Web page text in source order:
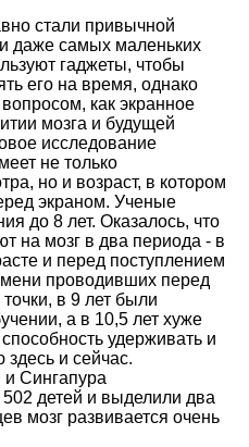
стали привычной
даже самых маленьких
гаджеты, чтобы
его на время, однако
как экранное
мозга и будущей
исследование
не только
но и возраст, в котором
экраном. Ученые
до 8 лет. Оказалось, что
на мозг в два периода - в
и перед поступлением
проводивших перед
в 9 лет были
а в 10,5 лет хуже
удерживать и
и сейчас.
Сингапура
детей и выделили два
мозг развивается очень